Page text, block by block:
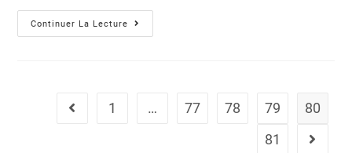
Continuer La Lecture
1 … 77 78 79
80
81